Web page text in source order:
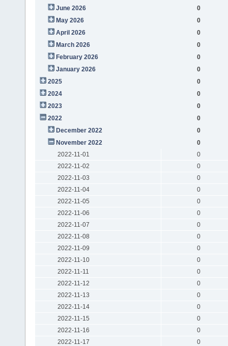
June 2026
0
May 2026
0
April 2026
0
March 2026
0
February 2026
0
January 2026
0
2025
0
2024
0
2023
0
2022
0
December 2022
0
November 2022
0
2022-11-01
0
2022-11-02
0
2022-11-03
0
2022-11-04
0
2022-11-05
0
2022-11-06
0
2022-11-07
0
2022-11-08
0
2022-11-09
0
2022-11-10
0
2022-11-11
0
2022-11-12
0
2022-11-13
0
2022-11-14
0
2022-11-15
0
2022-11-16
0
2022-11-17
0